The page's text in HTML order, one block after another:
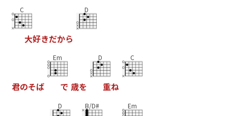
C
大好きだから
D
君のそば
Em
で 歳を
D
重ね
C
D B/D# Em